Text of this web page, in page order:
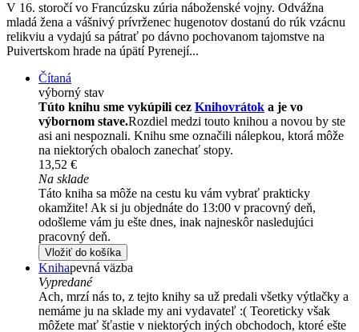
V 16. storočí vo Francúzsku zúria náboženské vojny. Odvážna
mladá žena a vášnivý prívrženec hugenotov dostanú do rúk vzácnu
relikviu a vydajú sa pátrať po dávno pochovanom tajomstve na
Puivertskom hrade na úpätí Pyrenejí...
Čítaná
výborný stav
Túto knihu sme vykúpili cez Knihovrátok a je vo
výbornom stave.Rozdiel medzi touto knihou a novou by ste
asi ani nespoznali. Knihu sme označili nálepkou, ktorá môže
na niektorých obaloch zanechať stopy.
13,52 €
Na sklade
Táto kniha sa môže na cestu ku vám vybrať prakticky
okamžite! Ak si ju objednáte do 13:00 v pracovný deň,
odošleme vám ju ešte dnes, inak najneskôr nasledujúci
pracovný deň.
Vložiť do košíka
Knihapevná väzba
Vypredané
Ach, mrzí nás to, z tejto knihy sa už predali všetky výtlačky a
nemáme ju na sklade my ani vydavateľ :( Teoreticky však
môžete mať šťastie v niektorých iných obchodoch, ktoré ešte